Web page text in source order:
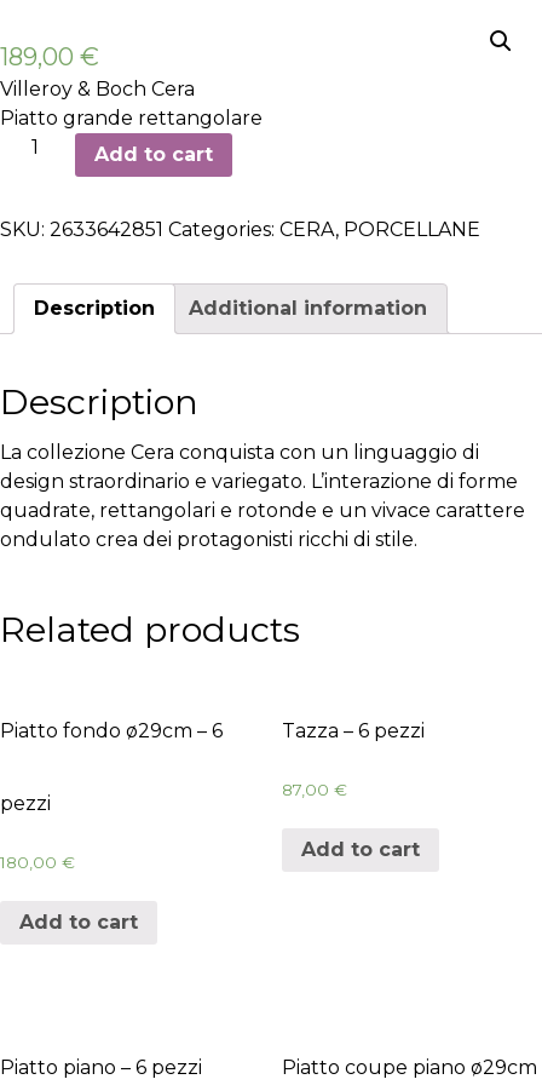
189,00 €
Villeroy & Boch Cera
Piatto grande rettangolare
Piatto
42x15cm
pezzi
Add to cart
SKU: 2633642851 Categories: CERA, PORCELLANE
Description Additional information
Description
La collezione Cera conquista con un linguaggio di
design straordinario e variegato. L’interazione di forme
quadrate, rettangolari e rotonde e un vivace carattere
ondulato crea dei protagonisti ricchi di stile.
Related products
Piatto fondo ø29cm – 6
pezzi
180,00 €
Add to cart
Tazza – 6 pezzi
87,00 €
Add to cart
Piatto piano – 6 pezzi Piatto coupe piano ø29cm